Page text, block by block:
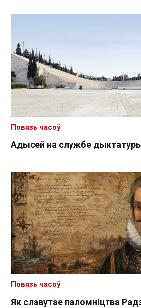
Адысей на службе
Повязь часоў
Як славутае паломніцтва
Повязь часоў